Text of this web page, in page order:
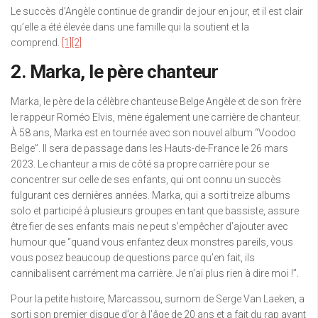
Le succès d’Angèle continue de grandir de jour en jour, et il est clair
qu’elle a été élevée dans une famille qui la soutient et la
comprend.
[1] [2]
2. Marka, le père chanteur
Marka, le père de la célèbre chanteuse Belge Angèle et de son frère
le rappeur Roméo Elvis, mène également une carrière de chanteur.
À 58 ans, Marka est en tournée avec son nouvel album “Voodoo
Belge”. Il sera de passage dans les Hauts-de-France le 26 mars
2023. Le chanteur a mis de côté sa propre carrière pour se
concentrer sur celle de ses enfants, qui ont connu un succès
fulgurant ces dernières années. Marka, qui a sorti treize albums
solo et participé à plusieurs groupes en tant que bassiste, assure
être fier de ses enfants mais ne peut s’empêcher d’ajouter avec
humour que “quand vous enfantez deux monstres pareils, vous
vous posez beaucoup de questions parce qu’en fait, ils
cannibalisent carrément ma carrière. Je n’ai plus rien à dire moi !”.
Pour la petite histoire, Marcassou, surnom de Serge Van Laeken, a
sorti son premier disque d’or à l’âge de 20 ans et a fait du rap avant